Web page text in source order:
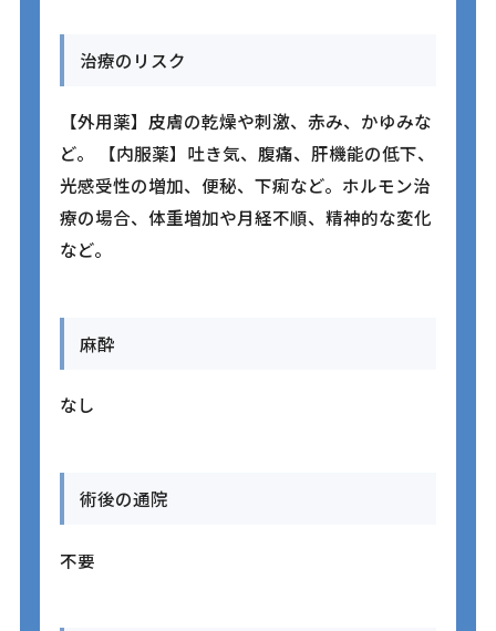
治療のリスク
【外用薬】皮膚の乾燥や刺激、赤み、かゆみな
ど。 【内服薬】吐き気、腹痛、肝機能の低下、
光感受性の増加、便秘、下痢など。ホルモン治
療の場合、体重増加や月経不順、精神的な変化
など。
麻酔
なし
術後の通院
不要